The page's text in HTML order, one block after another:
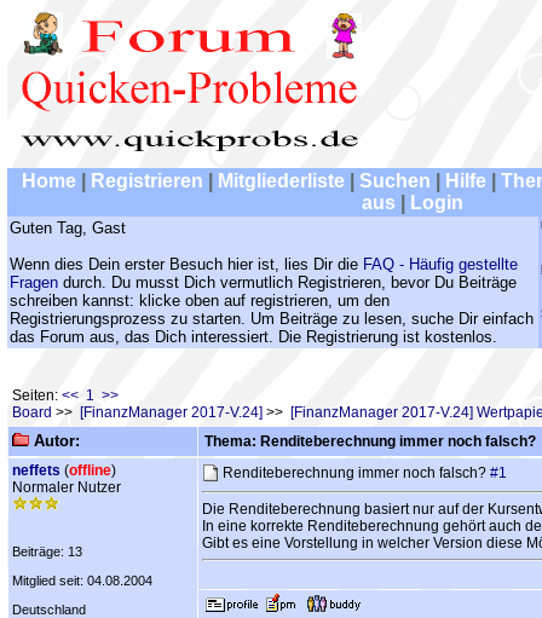
Home Registrieren Mitgliederliste Suchen Hilfe
aus
Login
Guten Tag, Gast
Wenn dies Dein erster Besuch hier ist, lies Dir die FAQ - Häufig gestellte
Fragen durch. Du musst Dich vermutlich Registrieren, bevor Du Beiträge
schreiben kannst: klicke oben auf registrieren, um den
Registrierungsprozess zu starten. Um Beiträge zu lesen, suche Dir einfach
das Forum aus, das Dich interessiert. Die Registrierung ist kostenlos.
Seiten: << 1 >>
Board >> [FinanzManager 2017-V.24] >> [FinanzManager 2017-V.24]
Autor:
Thema: Renditeberechnung immer noch falsch?
neffets (offline)
Normaler Nutzer
Beiträge: 13
Mitglied seit: 04.08.2004
Deutschland
Renditeberechnung immer noch falsch? #1
Die Renditeberechnung basiert nur auf der
In eine korrekte Renditeberechnung gehört auch
Gibt es eine Vorstellung in welcher Version diese